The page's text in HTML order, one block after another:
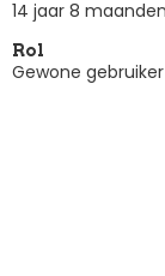
14 jaar 8 maanden
Rol
Gewone gebruiker